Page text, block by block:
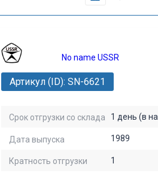
No name USSR
Артикул (ID): SN-6621
Срок отгрузки со склада 1 день (в
Дата выпуска 1989
Кратность отгрузки 1